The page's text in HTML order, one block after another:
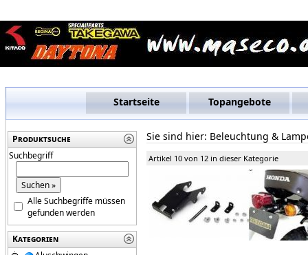
Startseite Topangebote
Produktsuche
Suchbegriff
Alle Suchbegriffe müssen
gefunden werden
Kategorien
Sie sind hier: Beleuchtung &
Artikel 10 von 12 in dieser Kategorie